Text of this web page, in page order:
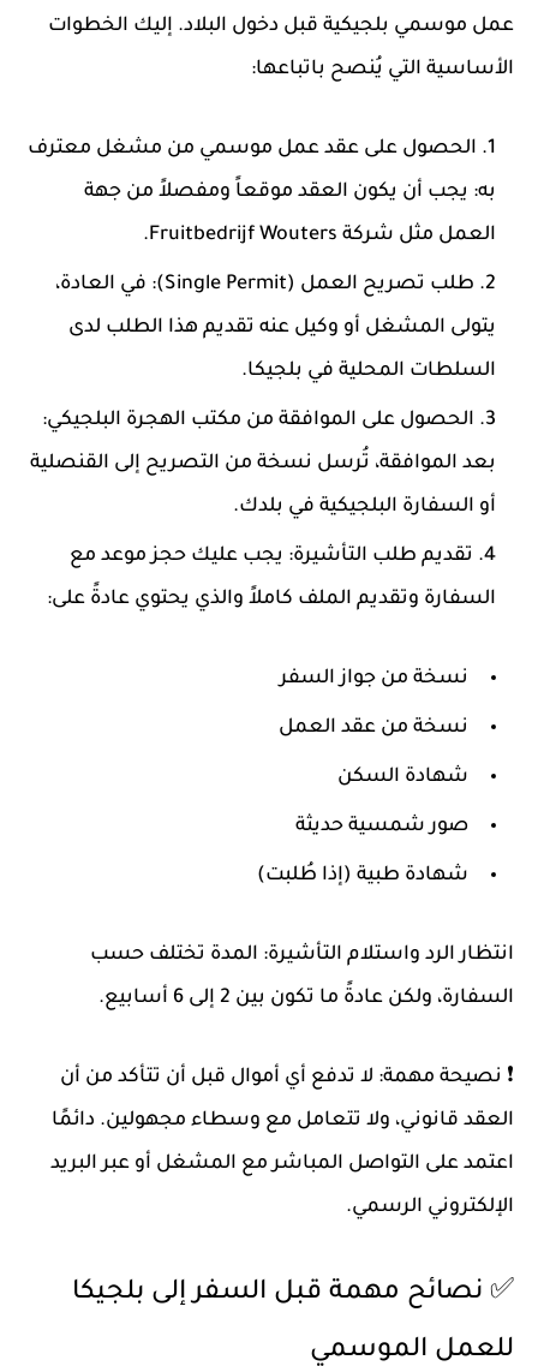
عمل موسمي بلجيكية قبل دخول البلاد. إليك الخطوات
الأساسية التي يُنصح باتباعها:
الحصول على عقد عمل موسمي من مشغل معترف
به: يجب أن يكون العقد موقعاً ومفصلاً من جهة
العمل مثل شركة Fruitbedrijf Wouters.
طلب تصريح العمل (Single Permit)
: في العادة،
يتولى المشغل أو وكيل عنه تقديم هذا الطلب لدى
السلطات المحلية في بلجيكا.
الحصول على الموافقة من مكتب الهجرة البلجيكي:
بعد الموافقة، تُرسل نسخة من التصريح إلى القنصلية
أو السفارة البلجيكية في بلدك.
تقديم طلب التأشيرة: يجب عليك حجز موعد مع
السفارة وتقديم الملف كاملاً والذي يحتوي عادةً على:
نسخة من جواز السفر
نسخة من عقد العمل
شهادة السكن
صور شمسية حديثة
شهادة طبية (إذا طُلبت)
انتظار الرد واستلام التأشيرة: المدة تختلف حسب
السفارة، ولكن عادةً ما تكون بين 2 إلى 6 أسابيع.
❗ نصيحة مهمة: لا تدفع أي أموال قبل أن تتأكد من أن
العقد قانوني، ولا تتعامل مع وسطاء مجهولين. دائمًا
اعتمد على التواصل المباشر مع المشغل أو عبر البريد
الإلكتروني الرسمي.
✅ نصائح مهمة قبل السفر إلى بلجيكا
للعمل الموسمي